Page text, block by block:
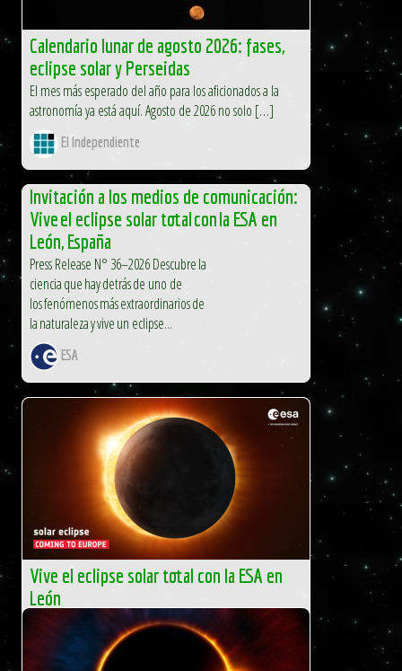
Calendario lunar de agosto 2026: fases,
eclipse solar y Perseidas
El mes más esperado del año para los aficionados a la
astronomía ya está aquí. Agosto de 2026 no solo […]
El Independiente
Invitación a los medios de comunicación:
Vive el eclipse solar total con la ESA en
León, España
Press Release N° 36–2026 Descubre la
ciencia que hay detrás de uno de
los fenómenos más extraordinarios de
la naturaleza y vive un eclipse...
ESA
Vive el eclipse solar total con la ESA en
León
Muy pocas generaciones han tenido la oportunidad de
vivir un eclipse solar total. El próximo 12 de agosto,
millones de personas en toda Europa mirarán al cielo